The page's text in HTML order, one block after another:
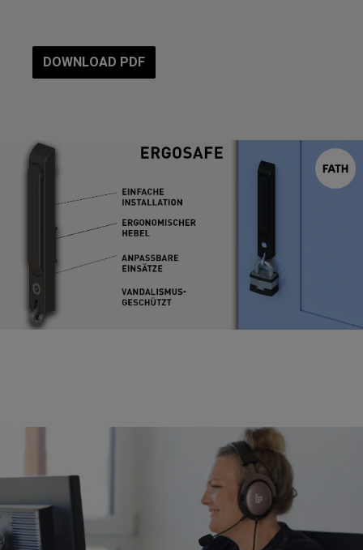
DOWNLOAD PDF